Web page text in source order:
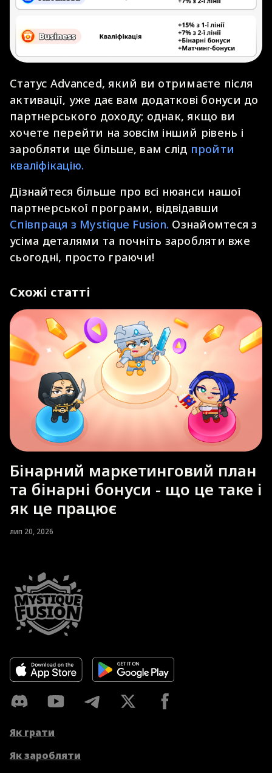
Статус Advanced, який ви отримаєте після
активації, уже дає вам додаткові бонуси до
партнерського доходу; однак, якщо ви
хочете перейти на зовсім інший рівень і
заробляти ще більше, вам слід пройти
кваліфікацію.
Дізнайтеся більше про всі нюанси нашої
партнерської програми, відвідавши
Співпраця з Mystique Fusion. Ознайомтеся з
усіма деталями та почніть заробляти вже
сьогодні, просто граючи!
Схожі статті
Бінарний маркетинговий план
та бінарні бонуси - що це таке і
як це працює
лип 20, 2026
Як грати
Як заробляти